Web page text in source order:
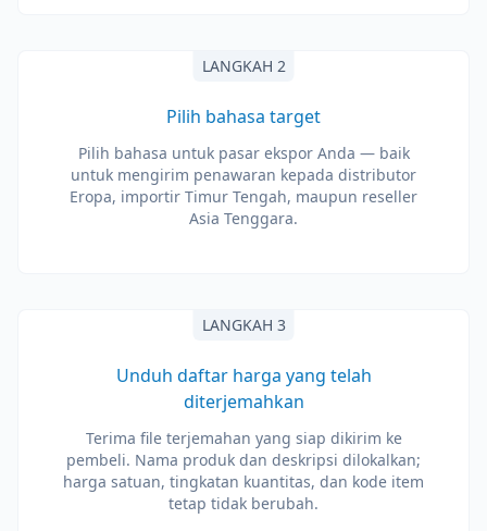
LANGKAH 2
Pilih bahasa target
Pilih bahasa untuk pasar ekspor Anda — baik
untuk mengirim penawaran kepada distributor
Eropa, importir Timur Tengah, maupun reseller
Asia Tenggara.
LANGKAH 3
Unduh daftar harga yang telah
diterjemahkan
Terima file terjemahan yang siap dikirim ke
pembeli. Nama produk dan deskripsi dilokalkan;
harga satuan, tingkatan kuantitas, dan kode item
tetap tidak berubah.